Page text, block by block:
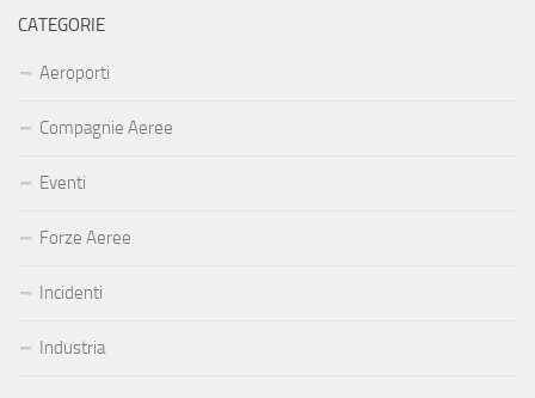
CATEGORIE
Aeroporti
Compagnie Aeree
Eventi
Forze Aeree
Incidenti
Industria